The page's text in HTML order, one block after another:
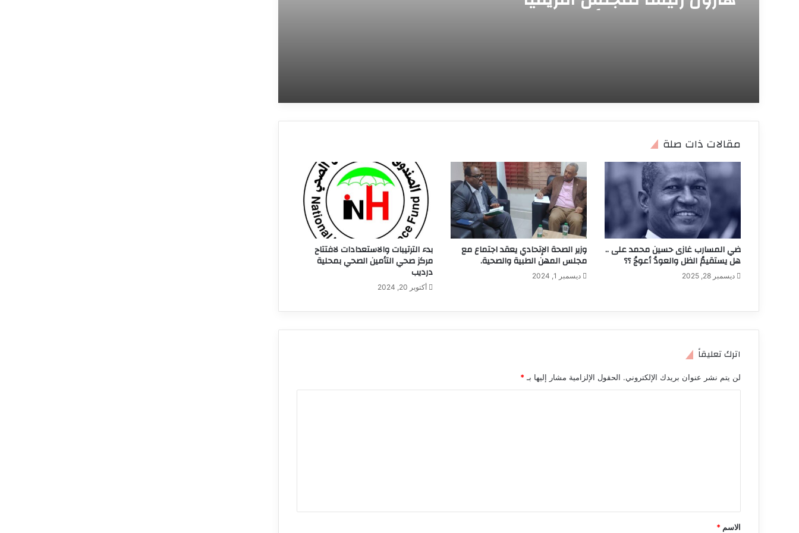
للمعادن وعلوم الأرض
وزير التعليم العالي يبشر بقرب معالجة ملف
طالباً هذا العام والجامعات تعود لقيادة
الإعمار
انعقاد امتحانات الشهادة الابتدائية بولاية
الخرطوم نهاية الشهر المقبل
مقالات ذات صلة
ضي المسارب غازى حسين محمد على ..
هل يستقيمُ الظل والعودُ أعوجُ ؟؟
ديسمبر 28, 2025
وزير الصحة الإتحادي يعقد اجتماع مع
مجلس المهن الطبية والصحية.
ديسمبر 1, 2024
بدء الترتيبات والاستعدادات لافتتاح
مركز صحي التأمين الصحي بمحلية
درديب
أكتوبر 20, 2024
اترك تعليقاً
لن يتم نشر عنوان بريدك الإلكتروني. الحقول الإلزامية مشار إليها بـ *
*
الاسم *